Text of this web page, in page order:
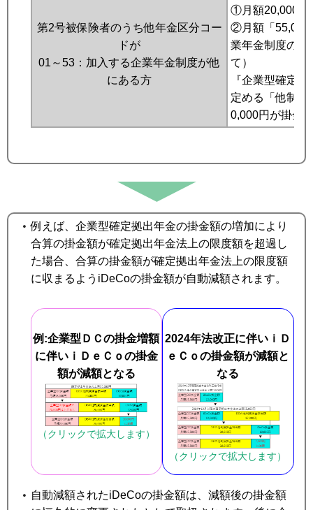
第2号被保険者のうち他年金区分コー
ドが
01～53：加入する企業年金制度が他
にある方
①月額20,000円
②月額「55,000
業年金制度の定
て）
『企業型確定
定める「他制
0,000円が掛金
例えば、企業型確定拠出年金の掛金額の増加により
合算の掛金額が確定拠出年金法上の限度額を超過し
た場合、合算の掛金額が確定拠出年金法上の限度額
に収まるようiDeCoの掛金額が自動減額されます。
例:企業型ＤＣの掛金増額
に伴いｉＤｅＣｏの掛金
額が減額となる
（クリックで拡大します）
2024年法改正に伴いｉＤ
ｅＣｏの掛金額が減額と
なる
（クリックで拡大します）
自動減額されたiDeCoの掛金額は、減額後の掛金額